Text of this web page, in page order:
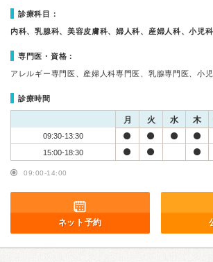
診療科目：
内科、乳腺科、美容皮膚科、婦人科、産婦人科、小児
専門医・資格：
アレルギー専門医、産婦人科専門医、乳腺専門医、小
診療時間
月 火 水 木
09:30-13:30
15:00-18:30
09:00-14:00
ネット予約